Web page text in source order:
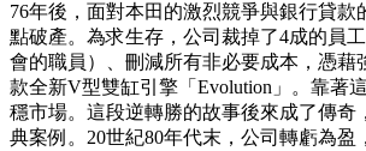
76年後，面對本田的激烈競爭與銀行貸款
點破產。為求生存，公司裁掉了4成的員
會的職員）、刪減所有非必要成本，憑藉
款全新V型雙缸引擎「Evolution」。靠著
穩市場。這段逆轉勝的故事後來成了傳奇
典案例。20世紀80年代末，公司轉虧為盈